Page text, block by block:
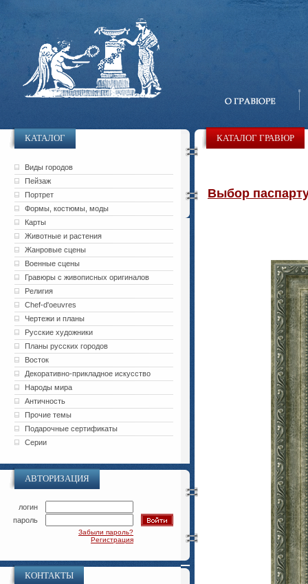
КАТАЛОГ
Виды городов
Пейзаж
Портрет
Формы, костюмы, моды
Карты
Животные и растения
Жанровые сцены
Военные сцены
Гравюры с живописных оригиналов
Религия
Chef-d'oeuvres
Чертежи и планы
Русские художники
Планы русских городов
Восток
Декоративно-прикладное искусство
Народы мира
Античность
Прочие темы
Подарочные сертификаты
Серии
АВТОРИЗАЦИЯ
логин
пароль
Забыли пароль?
Регистрация
КОНТАКТЫ
КАТАЛОГ ГРАВЮР
Выбор